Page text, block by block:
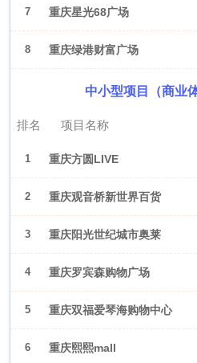
7 重庆星光68广场
8 重庆绿港财富广场
中小型项目（商业
排名 项目名称
1 重庆方圆LIVE
2 重庆观音桥新世界百货
3 重庆阳光世纪城市奥莱
4 重庆罗宾森购物广场
5 重庆双福爱琴海购物中心
6 重庆熙熙mall